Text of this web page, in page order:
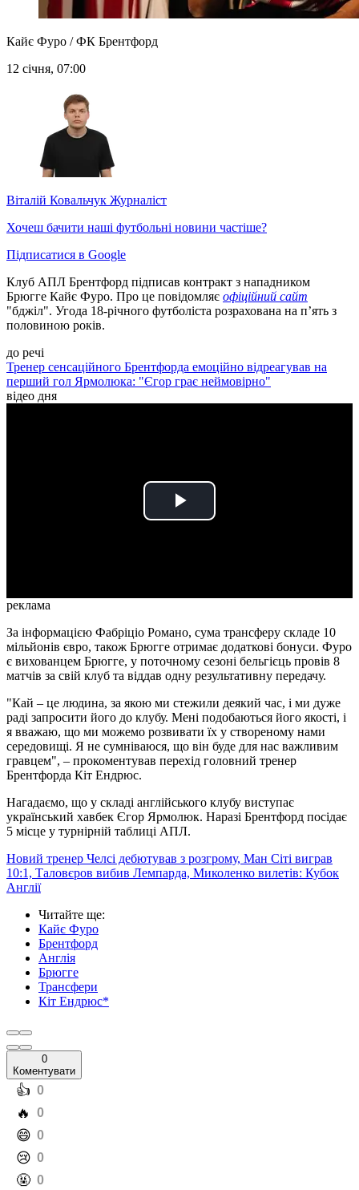
Кайє Фуро / ФК Брентфорд
12 січня, 07:00
Віталій Ковальчук Журналіст
Хочеш бачити наші футбольні новини частіше?
Підписатися в Google
Клуб АПЛ Брентфорд підписав контракт з нападником
Брюгге Кайє Фуро. Про це повідомляє офіційний сайт
"бджіл". Угода 18-річного футболіста розрахована на п’ять з
половиною років.
до речі
Тренер сенсаційного Брентфорда емоційно відреагував на
перший гол Ярмолюка: "Єгор грає неймовірно"
відео дня
Play
реклама
За інформацією Фабріціо Романо, сума трансферу складе 10
мільйонів євро, також Брюгге отримає додаткові бонуси. Фуро
є вихованцем Брюгге, у поточному сезоні бельгієць провів 8
матчів за свій клуб та віддав одну результативну передачу.
"Кай – це людина, за якою ми стежили деякий час, і ми дуже
раді запросити його до клубу. Мені подобаються його якості, і
я вважаю, що ми можемо розвивати їх у створеному нами
середовищі. Я не сумніваюся, що він буде для нас важливим
гравцем", – прокоментував перехід головний тренер
Брентфорда Кіт Ендрюс.
Нагадаємо, що у складі англійського клубу виступає
український хавбек Єгор Ярмолюк. Наразі Брентфорд посідає
5 місце у турнірній таблиці АПЛ.
Новий тренер Челсі дебютував з розгрому, Ман Сіті виграв
10:1, Таловєров вибив Лемпарда, Миколенко вилетів: Кубок
Англії
Читайте ще:
Кайє Фуро
Брентфорд
Англія
Брюгге
Трансфери
Кіт Ендрюс*
0
Коментувати
️👍 0
️🔥 0
️😄 0
️😢 0
️🤬 0